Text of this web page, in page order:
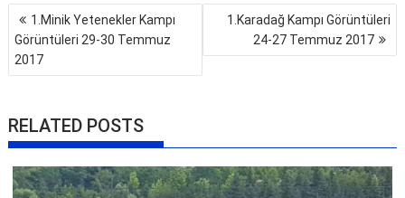
Yazı
gezinmesi
1.Minik Yetenekler Kampı
Görüntüleri 29-30 Temmuz
2017
1.Karadağ Kampı Görüntüleri
24-27 Temmuz 2017
RELATED POSTS